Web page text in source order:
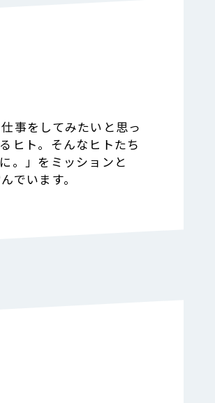
事をしてみたいと思っ
ヒト。そんなヒトたち
。」をミッションと
でいます。